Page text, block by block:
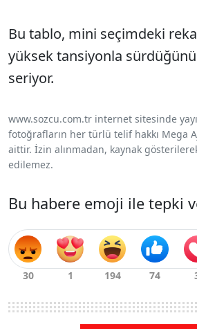
Bu tablo, mini seçimdeki
yüksek tansiyonla
seriyor.
www.sozcu.com.tr internet sitesinde
fotoğrafların her türlü telif hakkı Mega
aittir. İzin alınmadan, kaynak
edilemez.
Bu habere emoji ile tepki